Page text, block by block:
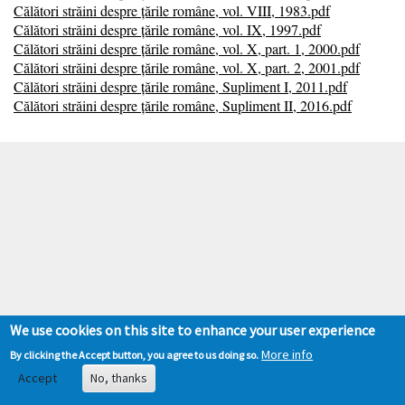
Călători străini despre țările române, vol. VIII, 1983.pdf
Călători străini despre țările române, vol. IX, 1997.pdf
Călători străini despre țările române, vol. X, part. 1, 2000.pdf
Călători străini despre țările române, vol. X, part. 2, 2001.pdf
Călători străini despre țările române, Supliment I, 2011.pdf
Călători străini despre țările române, Supliment II, 2016.pdf
We use cookies on this site to enhance your user experience
By clicking the Accept button, you agree to us doing so. More info
Accept
No, thanks